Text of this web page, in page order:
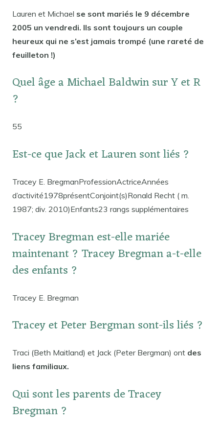
Lauren et Michael se sont mariés le 9 décembre
2005 un vendredi. Ils sont toujours un couple
heureux qui ne s’est jamais trompé (une rareté de
feuilleton !)
Quel âge a Michael Baldwin sur Y et R
?
55
Est-ce que Jack et Lauren sont liés ?
Tracey E. BregmanProfessionActriceAnnées
d’activité1978présentConjoint(s)Ronald Recht ( m.
1987; div. 2010)Enfants23 rangs supplémentaires
Tracey Bregman est-elle mariée
maintenant ? Tracey Bregman a-t-elle
des enfants ?
Tracey E. Bregman
Tracey et Peter Bergman sont-ils liés ?
Traci (Beth Maitland) et Jack (Peter Bergman) ont des
liens familiaux.
Qui sont les parents de Tracey
Bregman ?